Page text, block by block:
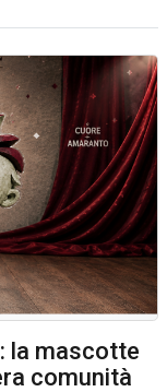
la mascotte
comunità